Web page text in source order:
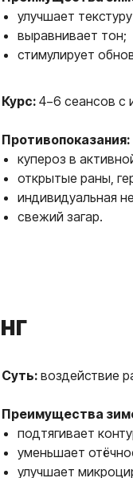
улучшает
выравнивает тон;
стимулирует
Курс: 4−6 сеансов с
Противопоказания:
купероз в
открытые раны,
индивидуальная
свежий загар.
Суть: воздействие
Преимущества
подтягивает
уменьшает
улучшает